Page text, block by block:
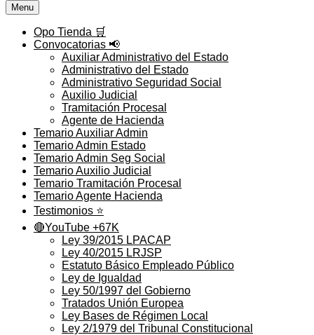
Menu
Opo Tienda 🛒
Convocatorias 📢
Auxiliar Administrativo del Estado
Administrativo del Estado
Administrativo Seguridad Social
Auxilio Judicial
Tramitación Procesal
Agente de Hacienda
Temario Auxiliar Admin
Temario Admin Estado
Temario Admin Seg Social
Temario Auxilio Judicial
Temario Tramitación Procesal
Temario Agente Hacienda
Testimonios ⭐️
🔴YouTube +67K
Ley 39/2015 LPACAP
Ley 40/2015 LRJSP
Estatuto Básico Empleado Público
Ley de Igualdad
Ley 50/1997 del Gobierno
Tratados Unión Europea
Ley Bases de Régimen Local
Ley 2/1979 del Tribunal Constitucional